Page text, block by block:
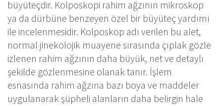
büyüteçdir. Kolposkopi rahim ağzının mikroskop
ya da dürbüne benzeyen özel bir büyüteç yardımı
ile incelenmesidir. Kolposkop adı verilen bu alet,
normal jinekolojik muayene sırasında çıplak gözle
izlenen rahim ağzının daha büyük, net ve detaylı
şekilde gözlenmesine olanak tanır. İşlem
esnasında rahim ağzına bazı boya ve maddeler
uygulanarak şüpheli alanların daha belirgin hale